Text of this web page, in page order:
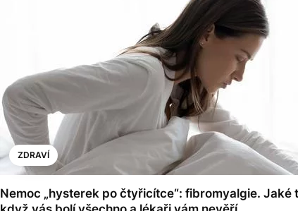
ZDRAVÍ
Nemoc „hysterek po čtyřicítce“: fibromyalgie. Jaké